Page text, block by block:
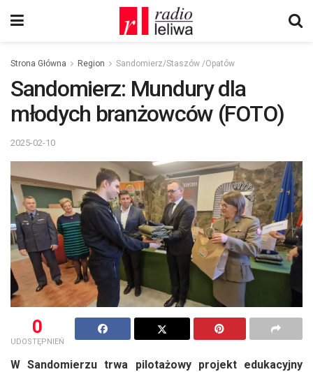
Strona Główna Region Sandomierz/Staszów /Opatów
Sandomierz: Mundury dla
młodych branżowców (FOTO)
2025-02-10
0
UDOSTĘPNIEŃ
W Sandomierzu trwa pilotażowy projekt edukacyjny